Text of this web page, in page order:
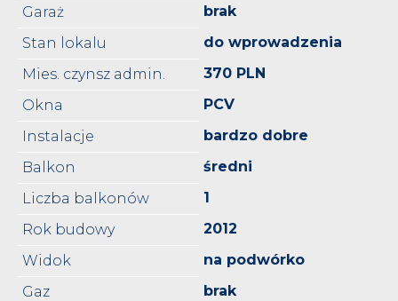
Garaż
brak
Stan lokalu
do wprowadzenia
Mies. czynsz admin.
370 PLN
Okna
PCV
Instalacje
bardzo dobre
Balkon
średni
Liczba balkonów
1
Rok budowy
2012
Widok
na podwórko
Gaz
brak